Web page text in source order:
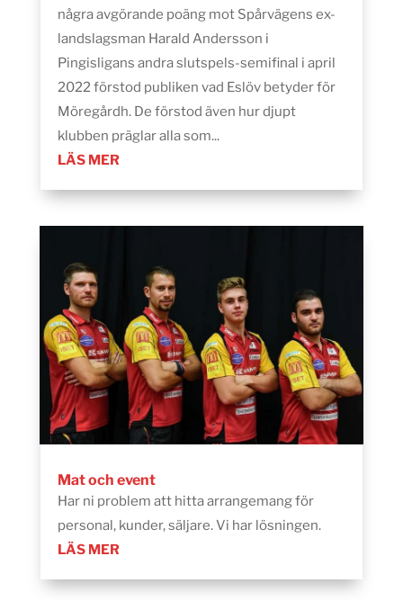
några avgörande poäng mot Spårvägens ex-
landslagsman Harald Andersson i
Pingisligans andra slutspels-semifinal i april
2022 förstod publiken vad Eslöv betyder för
Möregårdh. De förstod även hur djupt
klubben präglar alla som...
LÄS MER
Mat och event
Har ni problem att hitta arrangemang för
personal, kunder, säljare. Vi har lösningen.
LÄS MER